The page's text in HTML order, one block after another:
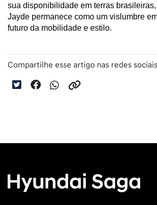
sua disponibilidade em terras
Jayde permanece como um vislumbre
futuro da mobilidade e estilo.
Compartilhe esse artigo nas redes